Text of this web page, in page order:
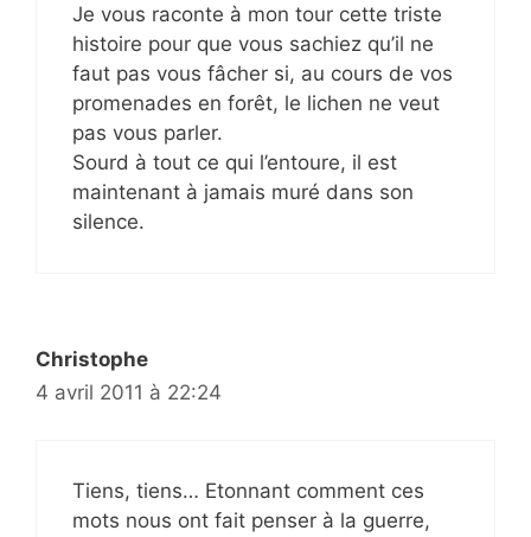
Je vous raconte à mon tour cette triste
histoire pour que vous sachiez qu’il ne
faut pas vous fâcher si, au cours de vos
promenades en forêt, le lichen ne veut
pas vous parler.
Sourd à tout ce qui l’entoure, il est
maintenant à jamais muré dans son
silence.
Christophe
4 avril 2011 à 22:24
Tiens, tiens… Etonnant comment ces
mots nous ont fait penser à la guerre,